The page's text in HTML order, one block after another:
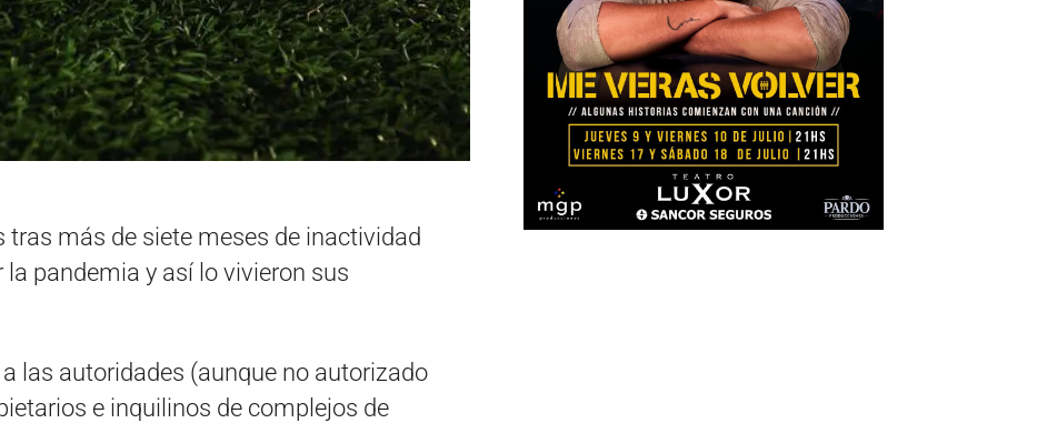
tras más de siete meses de inactividad
pandemia y así lo vivieron sus
las autoridades (aunque no autorizado
e inquilinos de complejos de